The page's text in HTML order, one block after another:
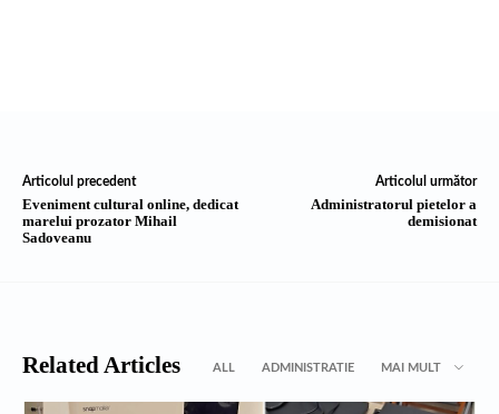
Articolul precedent
Eveniment cultural online, dedicat
marelui prozator Mihail
Sadoveanu
Articolul următor
Administratorul pietelor a
demisionat
Related Articles ALL ADMINISTRATIE MAI MULT